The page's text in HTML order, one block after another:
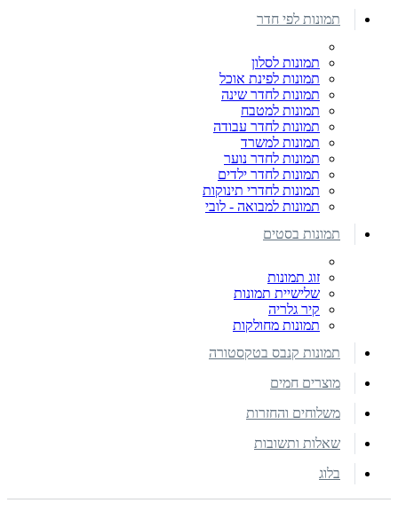
תמונות לפי חדר
תמונות לסלון
תמונות לפינת אוכל
תמונות לחדר שינה
תמונות למטבח
תמונות לחדר עבודה
תמונות למשרד
תמונות לחדר נוער
תמונות לחדר ילדים
תמונות לחדרי תינוקות
תמונות למבואה - לובי
תמונות בסטים
זוג תמונות
שלישיית תמונות
קיר גלריה
תמונות מחולקות
תמונות קנבס בטקסטורה
מוצרים חמים
משלוחים והחזרות
שאלות ותשובות
בלוג